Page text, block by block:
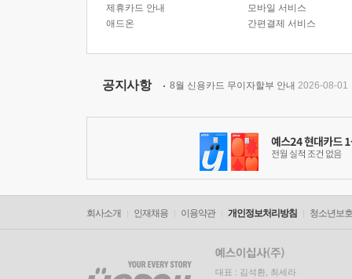
제휴카드 안내
애드온
모바일 서비스
간편결제 서비스
공지사항 8월 신용카드 무이자할부 안내 2026-08-01
회사소개 인재채용 이용약관 개인정보처리방침 청소년보
대표 : 김석환, 최세라